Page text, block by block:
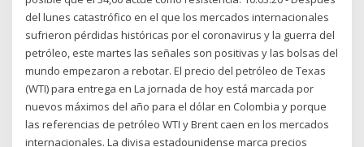
del lunes catastrófico en el que los mercados internacionales
sufrieron pérdidas históricas por el coronavirus y la guerra del
petróleo, este martes las señales son positivas y las bolsas del
mundo empezaron a rebotar. El precio del petróleo de Texas
(WTI) para entrega en La jornada de hoy está marcada por
nuevos máximos del año para el dólar en Colombia y porque
las referencias de petróleo WTI y Brent caen en los mercados
internacionales. La divisa estadounidense marca precios